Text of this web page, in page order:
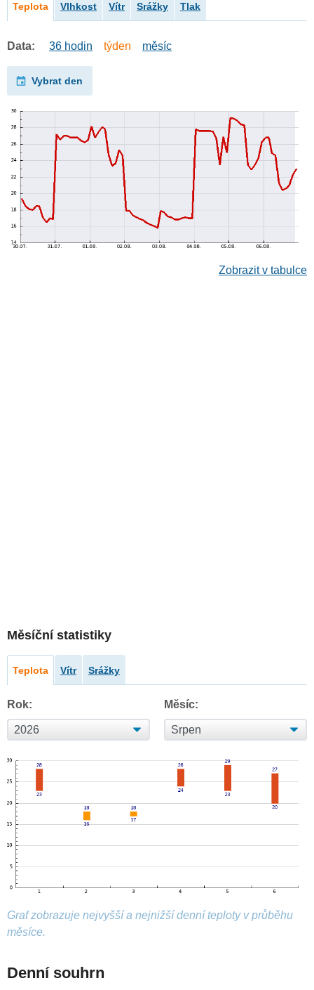
Teplota Vlhkost Vítr Srážky Tlak
Data: 36 hodin týden měsíc
Vybrat den
Zobrazit v tabulce
Měsíční statistiky
Teplota Vítr Srážky
Rok: Měsíc:
Graf zobrazuje nejvyšší a nejnižší denní teploty v průběhu
měsíce.
Denní souhrn